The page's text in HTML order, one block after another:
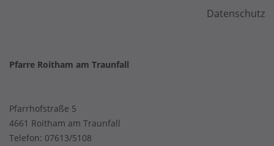
Datenschutz
Pfarre Roitham am Traunfall
Pfarrhofstraße 5
4661 Roitham am Traunfall
Telefon: 07613/5108